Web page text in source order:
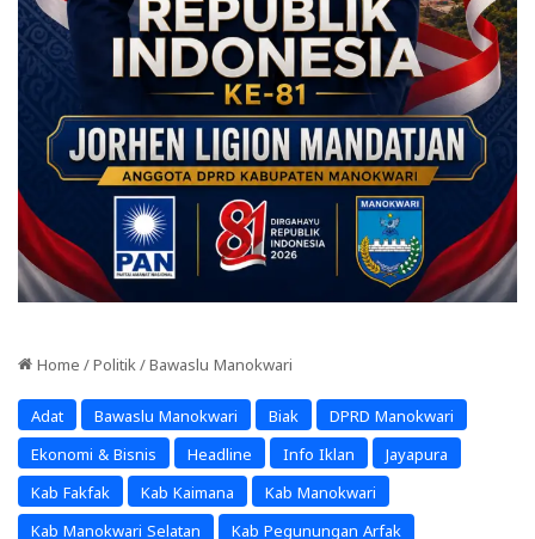
Home / Politik / Bawaslu Manokwari
Adat Bawaslu Manokwari Biak DPRD Manokwari
Ekonomi & Bisnis Headline Info Iklan Jayapura
Kab Fakfak Kab Kaimana Kab Manokwari
Kab Manokwari Selatan Kab Pegunungan Arfak